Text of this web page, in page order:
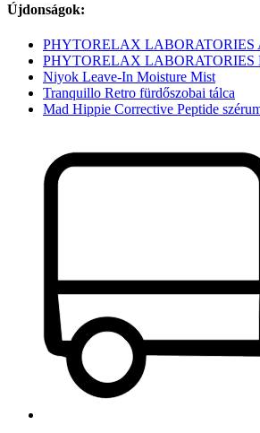
Újdonságok:
PHYTORELAX LABORATORIES
PHYTORELAX LABORATORIES
Niyok Leave-In Moisture Mist
Tranquillo Retro fürdőszobai tálca
Mad Hippie Corrective Peptide